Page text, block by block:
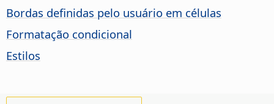
Bordas definidas pelo usuário em células
Formatação condicional
Estilos